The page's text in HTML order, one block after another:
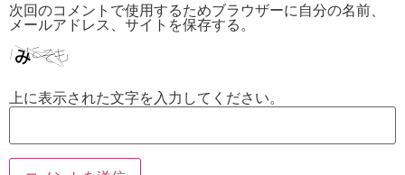
次回のコメントで使用するためブラウザーに自分の名前、
メールアドレス、サイトを保存する。
上に表示された文字を入力してください。